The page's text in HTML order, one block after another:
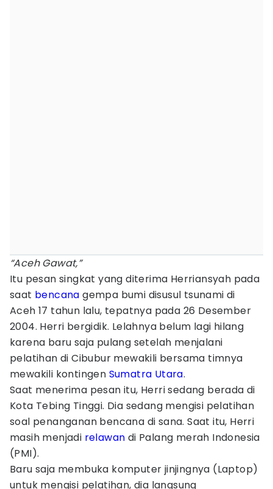
“Aceh Gawat,”
Itu pesan singkat yang diterima Herriansyah pada
saat bencana gempa bumi disusul tsunami di
Aceh 17 tahun lalu, tepatnya pada 26 Desember
2004. Herri bergidik. Lelahnya belum lagi hilang
karena baru saja pulang setelah menjalani
pelatihan di Cibubur mewakili bersama timnya
mewakili kontingen Sumatra Utara.
Saat menerima pesan itu, Herri sedang berada di
Kota Tebing Tinggi. Dia sedang mengisi pelatihan
soal penanganan bencana di sana. Saat itu, Herri
masih menjadi relawan di Palang merah Indonesia
(PMI).
Baru saja membuka komputer jinjingnya (Laptop)
untuk mengisi pelatihan, dia langsung